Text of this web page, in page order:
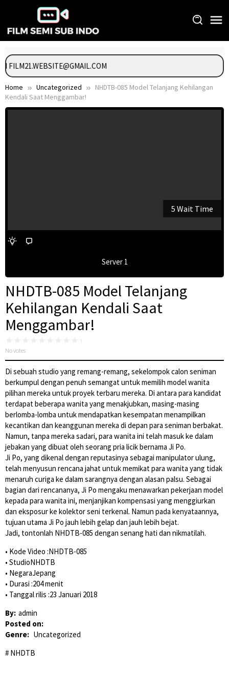
content
FILM21.WEBSITE@GMAIL.COM
Home Uncategorized
NHDTB-085 Model Telanjang Kehilangan
Kendali Saat Menggambar!
5 Wait Time
Server 1
NHDTB-085 Model Telanjang
Kehilangan Kendali Saat
Menggambar!
No votes
Di sebuah studio yang remang-remang, sekelompok calon seniman
berkumpul dengan penuh semangat untuk memilih model wanita
pilihan mereka untuk proyek terbaru mereka. Di antara para kandidat
terdapat beberapa wanita yang menakjubkan, masing-masing
berlomba-lomba untuk mendapatkan kesempatan menampilkan
kecantikan dan keanggunan mereka di depan para seniman berbakat.
Namun, tanpa mereka sadari, para wanita ini telah masuk ke dalam
jebakan yang dibuat oleh seorang pria licik bernama Ji Po.
Ji Po, yang dikenal dengan reputasinya sebagai manipulator ulung,
telah menyusun rencana jahat untuk memikat para wanita yang tidak
menaruh curiga ke dalam sarangnya dengan alasan palsu. Sebagai
bagian dari rencananya, Ji Po mengaku menawarkan pekerjaan model
kepada para wanita ini, menjanjikan kompensasi yang menggiurkan
dan eksposur ke kolektor seni terkenal. Namun pada kenyataannya,
tujuan utama Ji Po jauh lebih gelap dan jauh lebih bejat.
Jadi, tontonlah NHDTB-085 dengan senang hati dan nikmatilah.
• Kode Video :NHDTB-085
• StudioNHDTB
• NegaraJepang
• Durasi :204 menit
• Tanggal rilis :23 Januari 2018
By: admin
Posted on:
Genre: Uncategorized
NHDTB